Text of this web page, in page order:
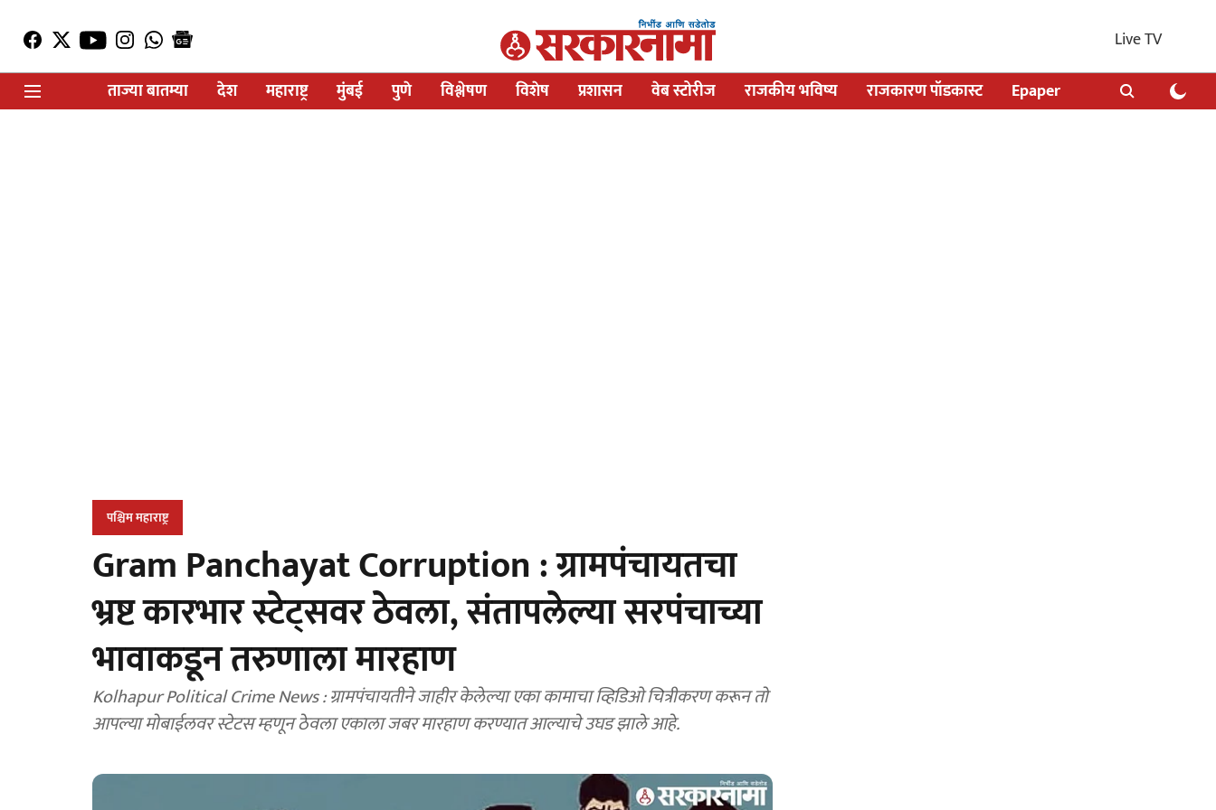
Live TV
ताज्या बातम्या
देश महाराष्ट्र मुंबई पुणे विश्लेषण विशेष प्रशासन वेब स्टोरीज राजकीय भविष्य राजकारण पॉडकास्ट Epaper
पश्चिम महाराष्ट्र
Gram Panchayat Corruption : ग्रामपंचायतचा
भ्रष्ट कारभार स्टेट्सवर ठेवला, संतापलेल्या सरपंचाच्या
भावाकडून तरुणाला मारहाण
Kolhapur Political Crime News : ग्रामपंचायतीने जाहीर केलेल्या एका कामाचा व्हिडिओ चित्रीकरण करून तो
आपल्या मोबाईलवर स्टेटस म्हणून ठेवला एकाला जबर मारहाण करण्यात आल्याचे उघड झाले आहे.